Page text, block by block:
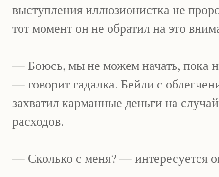
выступления иллюзионистка не
тот момент он не обратил на это
— Боюсь, мы не можем начать, пока
— говорит гадалка. Бейли с
захватил карманные деньги на
расходов.
— Сколько с меня? — интересуется